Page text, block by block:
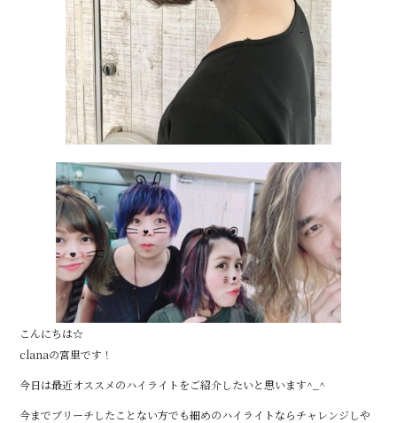
こんにちは☆
clanaの宮里です！
今日は最近オススメのハイライトをご紹介したいと思います^_^
今までブリーチしたことない方でも細めのハイライトならチャレンジしや